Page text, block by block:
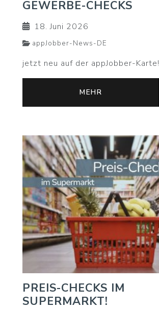
GEWERBE-CHECKS
18. Juni 2026
appJobber-News-DE
jetzt neu auf der appJobber-Karte!
MEHR
PREIS-CHECKS IM
SUPERMARKT!